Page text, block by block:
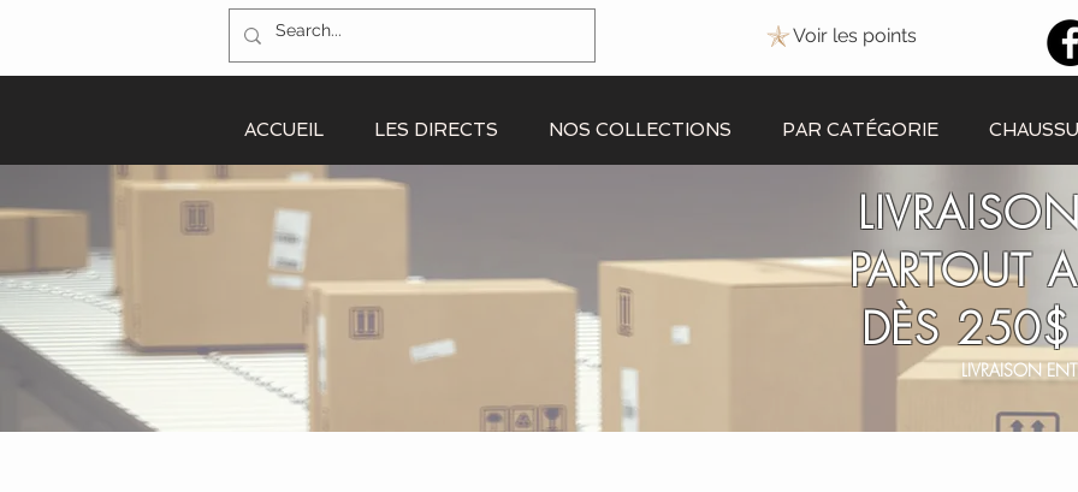
Voir les points
ACCUEIL LES DIRECTS NOS COLLECTIONS PAR CATÉGORIE
PARTOUT
DÈS
LIVRAISON